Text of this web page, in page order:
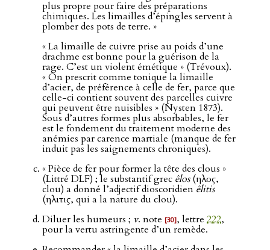
plus propre pour faire des préparations
chimiques. Les limailles d’épingles servent à
plomber des pots de terre. »
« La limaille de cuivre prise au poids d’une
drachme est bonne pour la guérison de la
rage. C’est un violent émétique » (Trévoux).
« On prescrit comme tonique la limaille
d’acier, de préférence à celle de fer, parce que
celle-ci contient souvent des parcelles cuivre
qui peuvent être nuisibles » (Nysten 1873).
Sous d’autres formes plus absorbables, le fer
est le fondement du traitement moderne des
anémies par carence martiale (manque de fer
induit pas les saignements chroniques).
« Pièce de fer pour former la tête des clous »
(Littré DLF) ; le substantif grec êlos(ηλος,
clou) a donné l’adjectif dioscoridienêlitis
(ηλιτις, qui a la nature du clou).
Diluer les humeurs ; v. note [30], lettre 222,
pour la vertu astringente d’un remède.